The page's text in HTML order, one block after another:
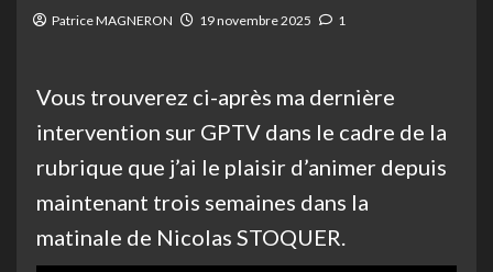
Patrice MAGNERON 19 novembre 2025 1
Vous trouverez ci-après ma dernière
intervention sur GPTV dans le cadre de la
rubrique que j’ai le plaisir d’animer depuis
maintenant trois semaines dans la
matinale de Nicolas STOQUER.